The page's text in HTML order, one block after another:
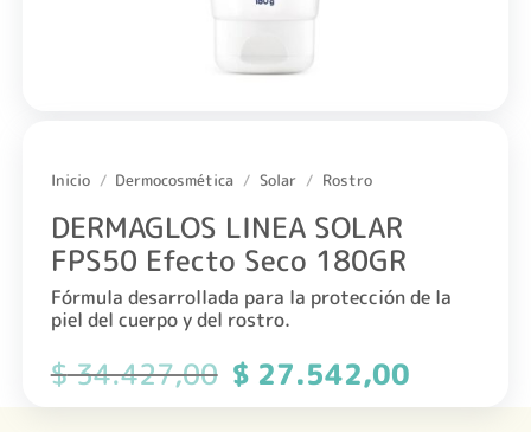
Inicio / Dermocosmética / Solar / Rostro
DERMAGLOS LINEA SOLAR
FPS50 Efecto Seco 180GR
Fórmula desarrollada para la protección de la
piel del cuerpo y del rostro.
$34.427,00 El
precio
original
$27.542,00El
actual